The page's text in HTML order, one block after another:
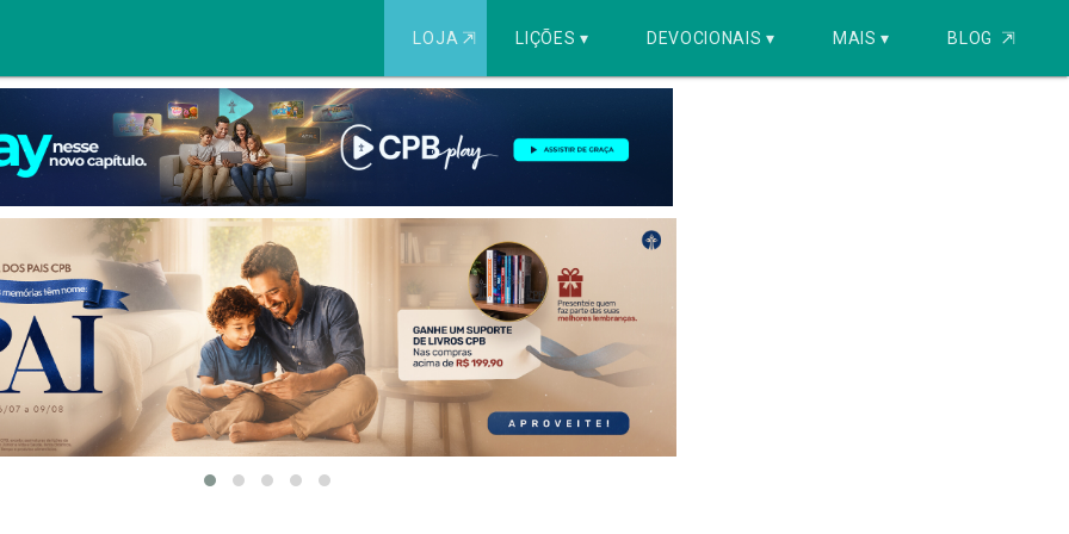
LOJA ⇱ LIÇÕES ▾ DEVOCIONAIS ▾ MAIS ▾ BLOG ⇱